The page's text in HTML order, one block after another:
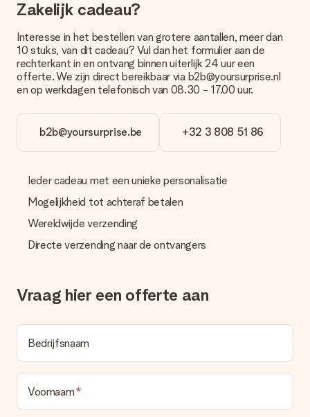
Hoe kan ik mijn bestelling betalen?
Wij bieden de volgende betaalmethodes aan: iDeal, Paypal,
creditcard of handmatige overboeking. Hou bij handmatige
overboeking wel rekening met 3 dagen extra levertijd van je
cadeau.
Cadeau ontvangen
Wat als het cadeau toch niet helemaal naar mijn zin is?
We vinden het erg vervelend als je cadeau niet naar wens is
geleverd. Je kunt hiervoor contact opnemen met onze
Wordt de factuur met de bestelling meegestuurd?
Er wordt geen factuur meegestuurd bij je bestelling. Je
ontvangt deze bij de bevestiging van de verzending en je kunt
gerust het cadeau gelijk bij de ontvanger laten afleveren, zo is
Zakelijk cadeau?
Interesse in het bestellen van grotere aantallen, meer dan
10 stuks, van dit cadeau? Vul dan het formulier aan de
rechterkant in en ontvang binnen uiterlijk 24 uur een
offerte. We zijn direct bereikbaar via b2b@yoursurprise.nl
en op werkdagen telefonisch van 08.30 - 17.00 uur.
b2b@yoursurprise.be +32 3 808 51 86
Ieder cadeau met een unieke personalisatie
Mogelijkheid tot achteraf betalen
Wereldwijde verzending
Directe verzending naar de ontvangers
Vraag hier een offerte aan
Bedrijfsnaam
Voornaam